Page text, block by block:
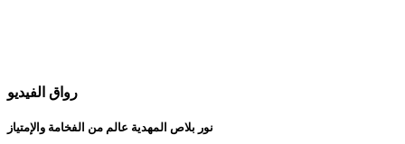
رواق الفيديو
نور بلاص المهدية عالم من الفخامة والإمتياز